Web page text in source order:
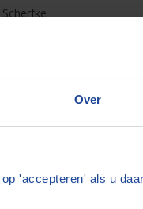
Over
'accepteren' als u
Scherfke
is jong en
ervaringen op de
benadering staat
voelen bij het
kan alle
estate-planner en de
jaar ervaring in de